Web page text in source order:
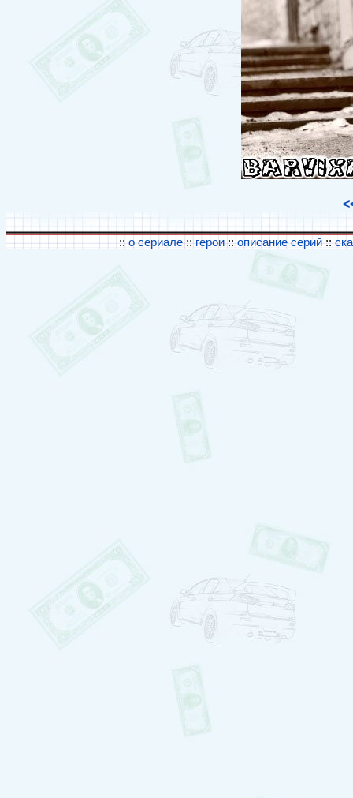
:: о сериале:: герои::описание серий::